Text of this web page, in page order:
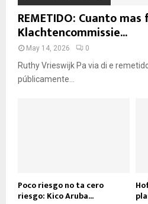
REMETIDO: Cuanto
Klachtencommissie...
May 14, 2026 0
Ruthy Vrieswijk Pa via di e
públicamente...
Poco riesgo no ta cero
riesgo: Kico Aruba...